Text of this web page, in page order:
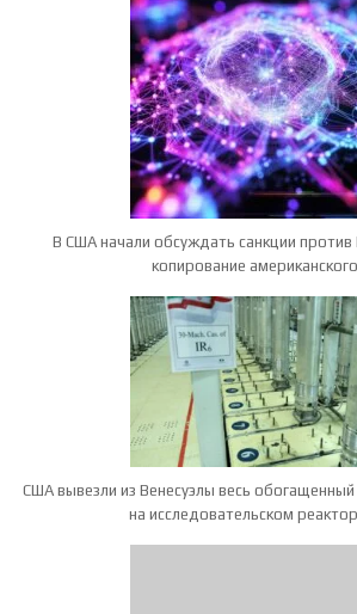
В США начали обсуждать санкции против
копирование
США вывезли из Венесуэлы весь
на исследовательском